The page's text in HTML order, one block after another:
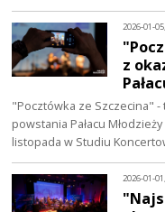
2026-01-
z
"Pocztówka ze Szczecina" -
powstania Pałacu
listopada w Studiu
2026-01-